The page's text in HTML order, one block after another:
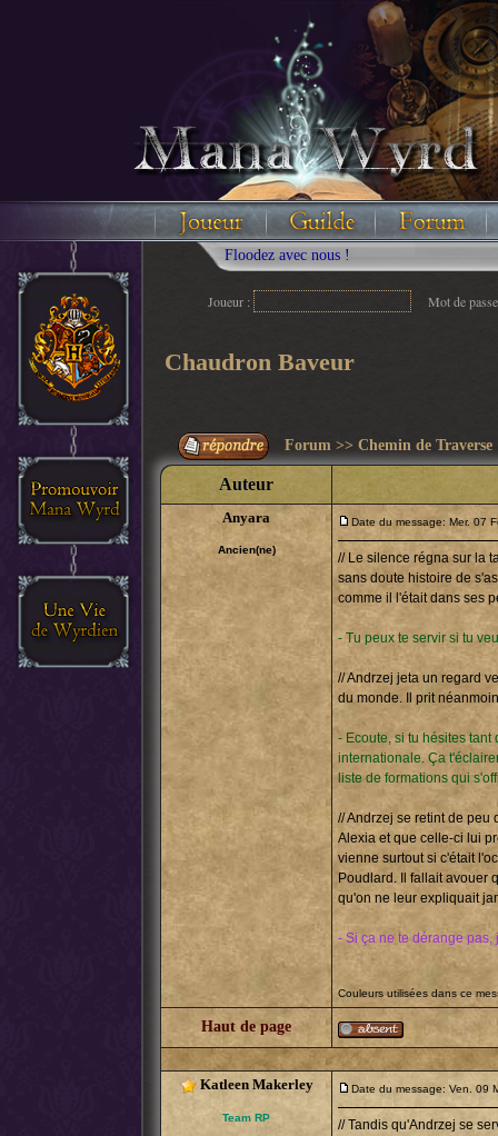
Joueur : Mot de
Chaudron Baveur
Forum >> Chemin de Traverse
Auteur
Anyara
Ancien(ne)
Date du message: Mer. 07
// Le silence régna sur la
sans doute histoire de
comme il l'était dans ses
- Tu peux te servir si tu
// Andrzej jeta un regard
du monde. Il prit
- Ecoute, si tu hésites
internationale. Ça
liste de formations qui
// Andrzej se retint de
Alexia et que celle-ci lui
vienne surtout si c'était
Poudlard. Il fallait avouer
qu'on ne leur expliquait
- Si ça ne te dérange
Couleurs utilisées dans ce
Haut de page
Katleen Makerley
Team RP
Date du message: Ven. 09
// Tandis qu'Andrzej se